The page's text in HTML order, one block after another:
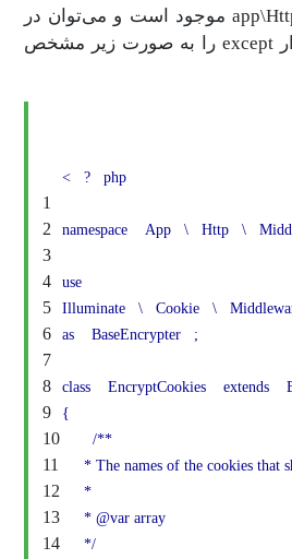
مسیر \app\Http\Middleware موجود است و می‌توان در
بخش protected مقدار except را به صورت زیر مشخص
1
2
3
4
5
6
7
8
9
10
11
12
13
14
< ? php
namespace App \ Http \
use
Illuminate
\ Cookie \
as
BaseEncrypter ;
class EncryptCookies extends
{
/**
* The names of the cookies that
*
* @var array
*/